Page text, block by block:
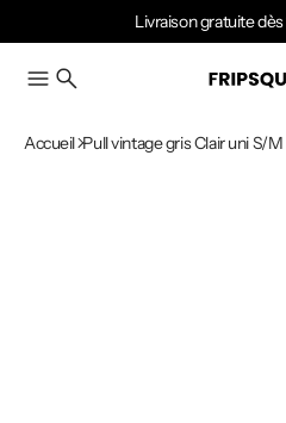
Livraison gratuite
Accueil Pull vintage gris Clair uni S/M